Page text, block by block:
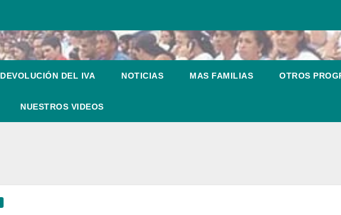
DEVOLUCIÓN DEL IVA NOTICIAS MAS FAMILIAS OTROS
NUESTROS VIDEOS